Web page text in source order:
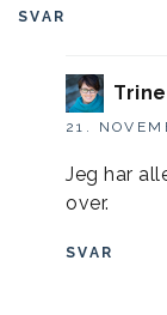
SVAR
21.
Jeg har
over.
SVAR